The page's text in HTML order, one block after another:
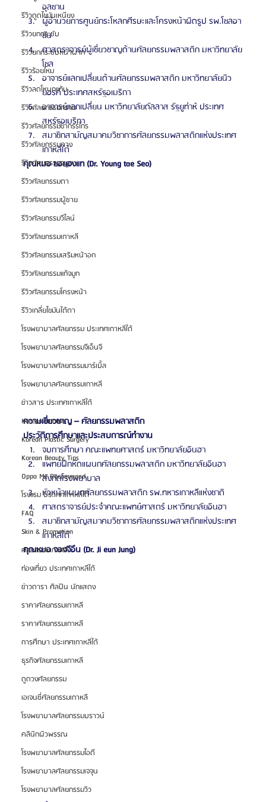
รีวิวดูดไขมันเหนียง
รีวิวยกกระชับ
รีวิวยกกระชับหน้าผาก
รีวิวร้อยไหม
รีวิวลดโหนกแก้ม
รีวิวศัลยกรรมกราม
รีวิวศัลยกรรมขากรรไกร
รีวิวศัลยกรรมคาง
รีวิวศัลยกรรมจมูก
รีวิวศัลยกรรมตา
รีวิวศัลยกรรมผู้ชาย
รีวิวศัลยกรรมวีไลน์
รีวิวศัลยกรรมเกาหลี
รีวิวศัลยกรรมเสริมหน้าอก
รีวิวศัลยกรรมแก้จมูก
รีวิวศัลยกรรมโครงหน้า
รีวิวเกลี่ยไขมันใต้ตา
โรงพยาบาลศัลยกรรม ประเทศเกาหลีใต้
โรงพยาบาลศัลยกรรมจีเอ็นจี
โรงพยาบาลศัลยกรรมมาร์เบิ้ล
โรงพยาบาลศัลยกรรมเกาหลี
ข่าวสาร ประเทศเกาหลีใต้
Korean Doctor
Korean Plastic Surgery
Korean Beauty Tips
Oppa Me Recommend
โรงแรม ประเทศเกาหลีใต้
FAQ
Skin & Promotion
ศัลยกรรมเกาหลี
ท่องเที่ยว ประเทศเกาหลีใต้
ข่าวดารา ศิลปิน นักแสดง
ราคาศัลยกรรมเกาหลี
ราคาศัลยกรรมเกาหลี
การศึกษา ประเทศเกาหลีใต้
ธุรกิจศัลยกรรมเกาหลี
ดูดวงศัลยกรรม
เอเจนซี่ศัลยกรรมเกาหลี
โรงพยาบาลศัลยกรรมบราวน์
คลินิกผิวพรรณ
โรงพยาบาลศัลยกรรมไอดี
โรงพยาบาลศัลยกรรมเจจุน
โรงพยาบาลศัลยกรรมวิว
อุลซาน
ผู้อำนวยการศูนย์กระโหลกศีรษะและโครงหน้าผิดรูป รพ.โซลอา
ซัน
ศาสตราจารย์ผู้เชี่ยวชาญด้านศัลยกรรมพลาสติก มหาวิทยาลัย
โซล
อาจารย์แลกเปลี่ยนด้านศัลยกรรมพลาสติก มหาวิทยาลัยนิว
ยอรค์ ประเทศสหรัฐอเมริกา
อาจารย์แลกเปลี่ยน มหาวิทยาลัยดัลลาส รัฐยูท่าห์ ประเทศ
สหรัฐอเมริกา
สมาชิกสามัญสมาคมวิชาการศัลยกรรมพลาสติกแห่งประเทศ
เกาหลีใต้
คุณหมอ ซอยองแท (Dr. Young tae Seo)
ความเชี่ยวชาญ – ศัลยกรรมพลาสติก
ประวัติการศึกษาและประสบการณ์ทำงาน
จบการศึกษา คณะแพทยศาสตร์ มหาวิทยาลัยอินฮา
แพทย์ฝึกหัดแผนกศัลยกรรมพลาสติก มหาวิทยาลัยอินฮา
สังกัดโรงพยาบาล
หัวหน้าแผนกศัลยกรรมพลาสติก รพ.ทหารเกาหลีแห่งชาติ
ศาสตราจารย์ประจำคณะแพทย์ศาสตร์ มหาวิทยาลัยอินฮา
สมาชิกสามัญสมาคมวิชาการศัลยกรรมพลาสติกแห่งประเทศ
เกาหลีใต้
คุณหมอ จองจีอึน (Dr. Ji eun Jung)